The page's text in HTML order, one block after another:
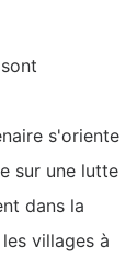
s'oriente
sur une lutte
dans la
villages à